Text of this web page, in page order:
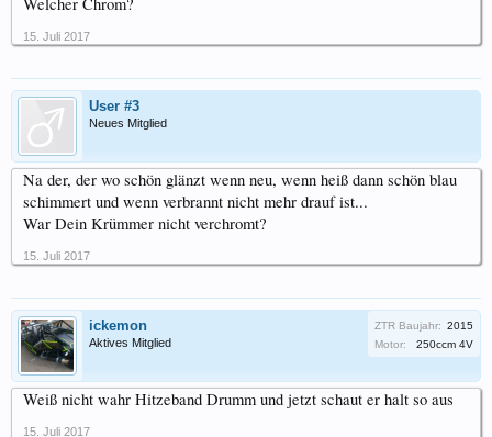
15. Juli 2017
User #3
Neues Mitglied
Na der, der wo schön glänzt wenn neu, wenn heiß dann schön blau
schimmert und wenn verbrannt nicht mehr drauf ist...
War Dein Krümmer nicht verchromt?
15. Juli 2017
ickemon
Aktives Mitglied
ZTR Baujahr: 2015
Motor:
250ccm 4V
Weiß nicht wahr Hitzeband Drumm und jetzt schaut er halt so aus
15. Juli 2017